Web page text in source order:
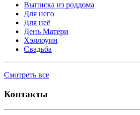
Выписка из роддома
Для него
Для неё
День Матери
Хэллоуин
Свадьба
Смотреть все
Контакты